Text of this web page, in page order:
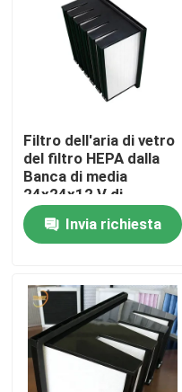
Circa noi
Giro della fabbrica
Controllo di qualità
Richieda una citazione
Pre filtro dell'aria
Unità di FFU
Filtro dell'aria di vetro
del filtro HEPA dalla
Banca di media
24x24x12 V di
Microfine della
struttura di plastica
dell'ABS
Invia richiesta